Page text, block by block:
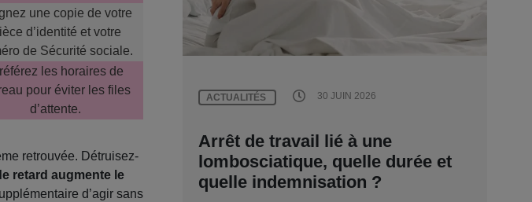
une copie de votre
d’identité et votre
de Sécurité sociale.
les horaires de
pour éviter les files
d’attente.
retrouvée. Détruisez-
retard augmente le
d’agir sans
ACTUALITÉS 30 JUIN 2026
Arrêt de travail lié à une
lombosciatique, quelle durée et
quelle indemnisation ?